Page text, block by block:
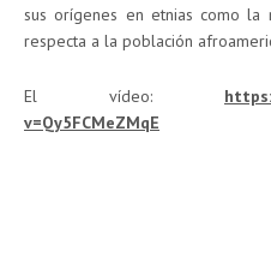
sus orígenes en etnias como
respecta a la población
El vídeo:
v=Qy5FCMeZMqE